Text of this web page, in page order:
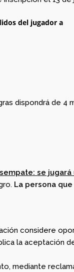
del jugador a
dispondrá de 4
se jugará
La persona
considere
la aceptación
mediante